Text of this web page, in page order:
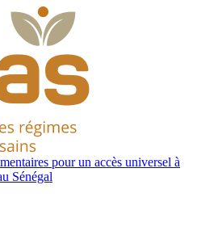
pour un accès universel à
Sénégal